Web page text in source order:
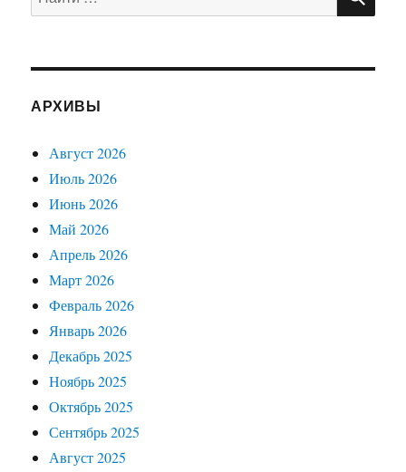
АРХИВЫ
Август 2026
Июль 2026
Июнь 2026
Май 2026
Апрель 2026
Март 2026
Февраль 2026
Январь 2026
Декабрь 2025
Ноябрь 2025
Октябрь 2025
Сентябрь 2025
Август 2025